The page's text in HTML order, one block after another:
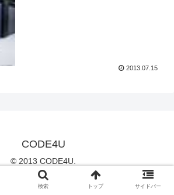
2013.07.15
CODE4U
© 2013 CODE4U.
検索 トップ サイドバー